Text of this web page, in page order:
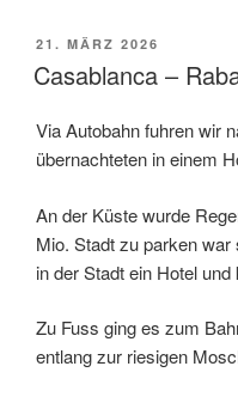
VERÖFFENTLICHT
AM
21. MÄRZ 2026
Casablanca –
Via Autobahn fuhren wir
übernachteten in einem
An der Küste wurde
Mio. Stadt zu parken
in der Stadt ein Hotel
Zu Fuss ging es zum
entlang zur riesigen